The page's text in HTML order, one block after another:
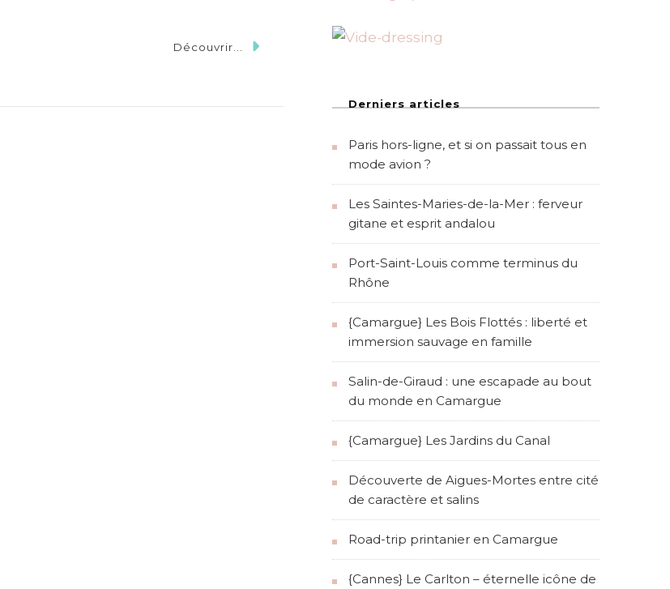
Découvrir...
Derniers articles
Paris hors-ligne, et si on passait tous en
mode avion ?
Les Saintes-Maries-de-la-Mer : ferveur
gitane et esprit andalou
Port-Saint-Louis comme terminus du
Rhône
{Camargue} Les Bois Flottés : liberté et
immersion sauvage en famille
Salin-de-Giraud : une escapade au bout
du monde en Camargue
{Camargue} Les Jardins du Canal
Découverte de Aigues-Mortes entre cité
de caractère et salins
Road-trip printanier en Camargue
{Cannes} Le Carlton – éternelle icône de